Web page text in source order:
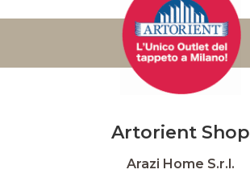
Artorient Shop
Arazi Home S.r.l.